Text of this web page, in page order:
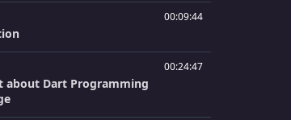
00:09:44
00:24:47
about Dart Programming